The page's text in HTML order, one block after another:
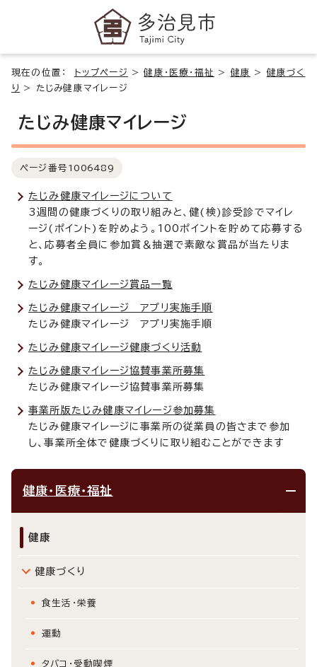
現在の位置： トップページ >健康・医療・福祉 > 健康 > 健康づく
り
> たじみ健康マイレージ
たじみ健康マイレージ
ページ番号 1006489
たじみ健康マイレージについて
3週間の健康づくりの取り組みと、健(検)診受診でマイレ
ージ(ポイント)を貯めよう。100ポイントを貯めて応募する
と、応募者全員に参加賞＆抽選で素敵な賞品が当たりま
す。
たじみ健康マイレージ賞品一覧
たじみ健康マイレージ アプリ実施手順
たじみ健康マイレージ アプリ実施手順
たじみ健康マイレージ健康づくり活動
たじみ健康マイレージ協賛事業所募集
たじみ健康マイレージ協賛事業所募集
事業所版たじみ健康マイレージ参加募集
たじみ健康マイレージに事業所の従業員の皆さまで参加
し、事業所全体で健康づくりに取り組むことができます
健康・医療・福祉
健康
健康づくり
食生活・栄養
運動
タバコ・受動喫煙